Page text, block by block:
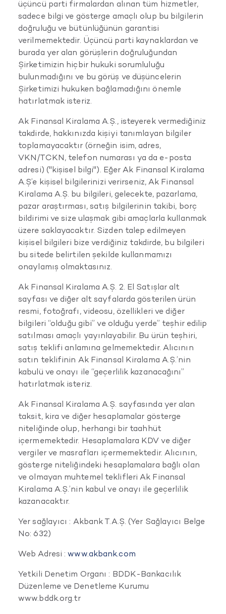
üçüncü parti firmalardan alınan tüm hizmetler,
sadece bilgi ve gösterge amaçlı olup bu bilgilerin
doğruluğu ve bütünlüğünün garantisi
verilmemektedir. Üçüncü parti kaynaklardan ve
burada yer alan görüşlerin doğruluğundan
Şirketimizin hiçbir hukuki sorumluluğu
bulunmadığını ve bu görüş ve düşüncelerin
Şirketimizi hukuken bağlamadığını önemle
hatırlatmak isteriz.
Ak Finansal Kiralama A.Ş., isteyerek vermediğiniz
takdirde, hakkınızda kişiyi tanımlayan bilgiler
toplamayacaktır (örneğin isim, adres,
VKN/TCKN, telefon numarası ya da e-posta
adresi) ("kişisel bilgi"). Eğer Ak Finansal Kiralama
A.Ş’e kişisel bilgilerinizi verirseniz, Ak Finansal
Kiralama A.Ş. bu bilgileri, gelecekte, pazarlama,
pazar araştırması, satış bilgilerinin takibi, borç
bildirimi ve size ulaşmak gibi amaçlarla kullanmak
üzere saklayacaktır. Sizden talep edilmeyen
kişisel bilgileri bize verdiğiniz takdirde, bu bilgileri
bu sitede belirtilen şekilde kullanmamızı
onaylamış olmaktasınız.
Ak Finansal Kiralama A.Ş. 2. El Satışlar alt
sayfası ve diğer alt sayfalarda gösterilen ürün
resmi, fotoğrafı, videosu, özellikleri ve diğer
bilgileri “olduğu gibi” ve olduğu yerde” teşhir edilip
satılması amaçlı yayınlayabilir. Bu ürün teşhiri,
satış teklifi anlamına gelmemektedir. Alıcının
satın teklifinin Ak Finansal Kiralama A.Ş.’nin
kabulü ve onayı ile “geçerlilik kazanacağını”
hatırlatmak isteriz.
Ak Finansal Kiralama A.Ş. sayfasında yer alan
taksit, kira ve diğer hesaplamalar gösterge
niteliğinde olup, herhangi bir taahhüt
içermemektedir. Hesaplamalara KDV ve diğer
vergiler ve masrafları içermemektedir. Alıcının,
gösterge niteliğindeki hesaplamalara bağlı olan
ve olmayan muhtemel teklifleri Ak Finansal
Kiralama A.Ş.’nin kabul ve onayı ile geçerlilik
kazanacaktır.
Yer sağlayıcı : Akbank T.A.Ş. (Yer Sağlayıcı Belge
No: 632)
Web Adresi :www.akbank.com
Yetkili Denetim Organı : BDDK-Bankacılık
Düzenleme ve Denetleme Kurumu
www.bddk.org.tr